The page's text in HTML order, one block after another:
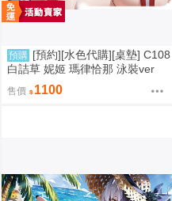
預購 [預約][水色代購][桌墊] C108
白詰草 妮姬 瑪律恰那 泳裝ver
售價 1100